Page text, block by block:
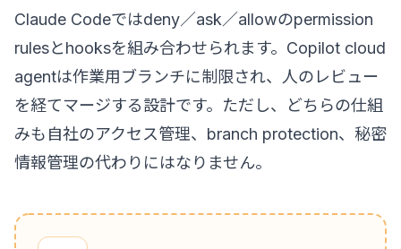
Claude Codeではdeny／ask／allowのpermission
rulesとhooksを組み合わせられます。Copilot cloud
agentは作業用ブランチに制限され、人のレビュー
を経てマージする設計です。ただし、どちらの仕組
みも自社のアクセス管理、branch protection、秘密
情報管理の代わりにはなりません。